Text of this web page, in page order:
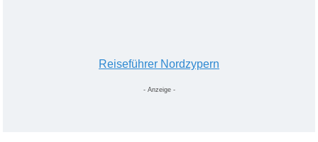
Reiseführer Nordzypern
- Anzeige -